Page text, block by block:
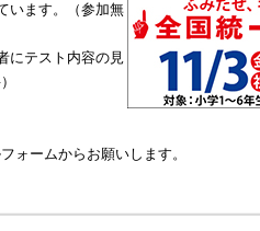
います。（参加無
にテスト内容の見
ォームからお願いします。